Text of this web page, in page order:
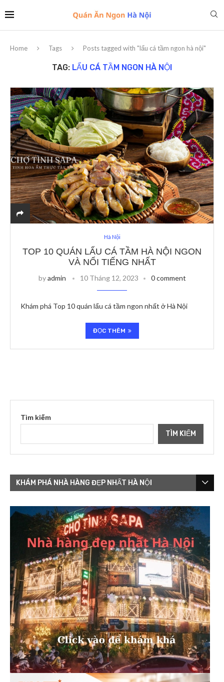
Home Tags Posts tagged with "lẩu cá tầm ngon hà nội"
TAG: LẨU CÁ TẦM NGON HÀ NỘI
Hà Nội
TOP 10 QUÁN LẨU CÁ TẦM HÀ NỘI NGON
VÀ NỔI TIẾNG NHẤT
byadmin 10 Tháng 12, 2023 0 comment
Khám phá Top 10 quán lẩu cá tầm ngon nhất ở Hà Nội
ĐỌC THÊM
Tìm kiếm
TÌM KIẾM
KHÁM PHÁ NHÀ HÀNG ĐẸP NHẤT HÀ NỘI